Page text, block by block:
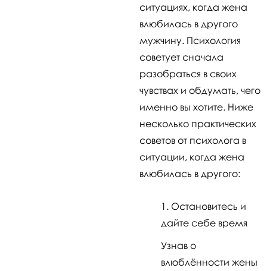
ситуациях, когда жена
влюбилась в другого
мужчину. Психология
советует сначала
разобраться в своих
чувствах и обдумать, чего
именно вы хотите. Ниже
несколько практических
советов от психолога в
ситуации, когда жена
влюбилась в другого:
Остановитесь и
дайте себе время
Узнав о
влюблённости жены